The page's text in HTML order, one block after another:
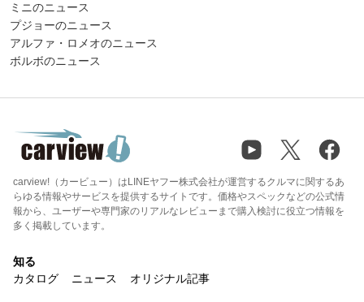
ミニのニュース
プジョーのニュース
アルファ・ロメオのニュース
ボルボのニュース
carview!（カービュー）はLINEヤフー株式会社が運営するクルマに関するあ
らゆる情報やサービスを提供するサイトです。価格やスペックなどの公式情
報から、ユーザーや専門家のリアルなレビューまで購入検討に役立つ情報を
多く掲載しています。
知る
カタログ
ニュース オリジナル記事